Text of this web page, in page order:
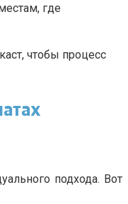
где
чтобы процесс
подхода. Вот